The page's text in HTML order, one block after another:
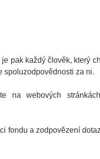
pak každý člověk, který
spoluzodpovědnosti za ni.
na webových
fondu a zodpovězení